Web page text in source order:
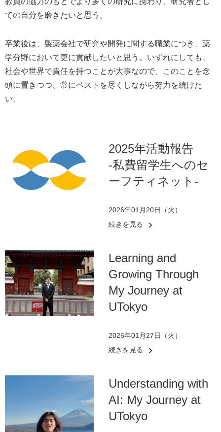
ての自分を磨きたいと思う。
卒業後は、製薬会社で研究や開発に関する職業につき、薬
学分野において更に貢献したいと思う。いずれにしても、
社会や世界で責任を持つことが大事なので、このことを念
頭に置きつつ、常にベストを尽くしながら努力を続けた
い。
2025年活動報告
-私費留学生へのセ
ーフティネット-
2026年01月20日（火）
続きを見る
Learning and
Growing Through
My Journey at
UTokyo
2026年01月27日（火）
続きを見る
Understanding with
AI: My Journey at
UTokyo